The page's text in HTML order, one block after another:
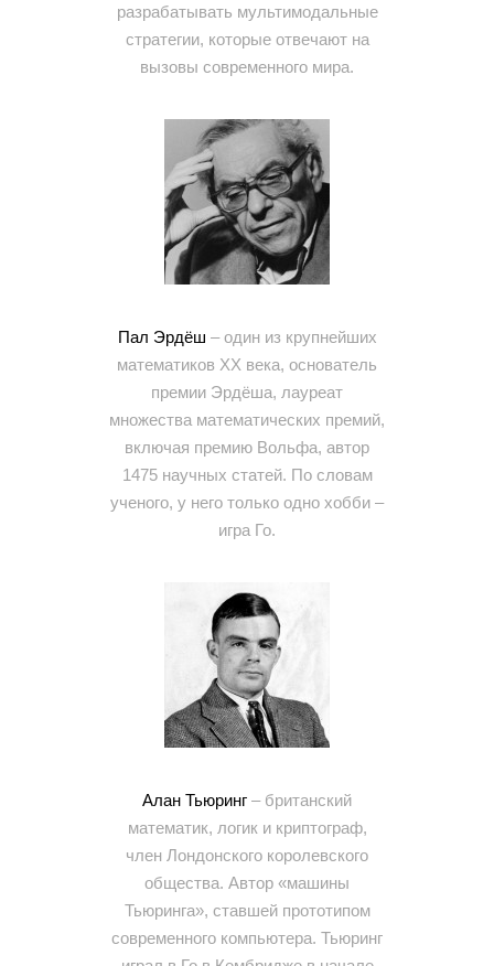
разрабатывать мультимодальные
стратегии, которые отвечают на
вызовы современного мира.
Пал Эрдёш – один из крупнейших
математиков XX века, основатель
премии Эрдёша, лауреат
множества математических премий,
включая премию Вольфа, автор
1475 научных статей. По словам
ученого, у него только одно хобби –
игра Го.
Алан Тьюринг – британский
математик, логик и криптограф,
член Лондонского королевского
общества. Автор «машины
Тьюринга», ставшей прототипом
современного компьютера. Тьюринг